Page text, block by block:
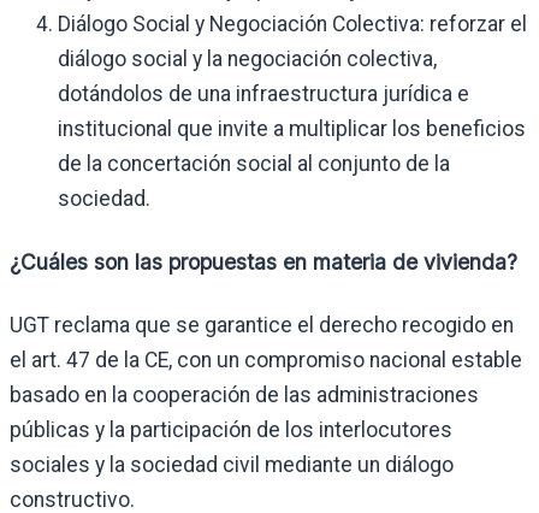
Diálogo Social y Negociación Colectiva: reforzar el
diálogo social y la negociación colectiva,
dotándolos de una infraestructura jurídica e
institucional que invite a multiplicar los beneficios
de la concertación social al conjunto de la
sociedad.
¿Cuáles son las propuestas en materia de vivienda?
UGT reclama que se garantice el derecho recogido en
el art. 47 de la CE, con un compromiso nacional estable
basado en la cooperación de las administraciones
públicas y la participación de los interlocutores
sociales y la sociedad civil mediante un diálogo
constructivo.